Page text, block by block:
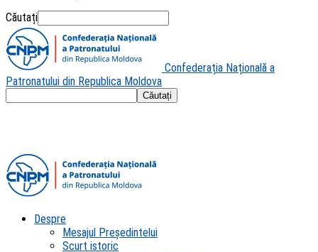
Căutați
Confederația Națională a
Patronatului din Republica Moldova
Despre
Mesajul Președintelui
Scurt istoric